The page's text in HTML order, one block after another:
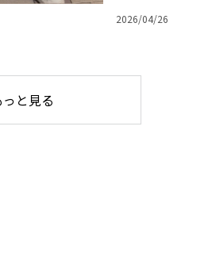
2026/04/26
っと見る